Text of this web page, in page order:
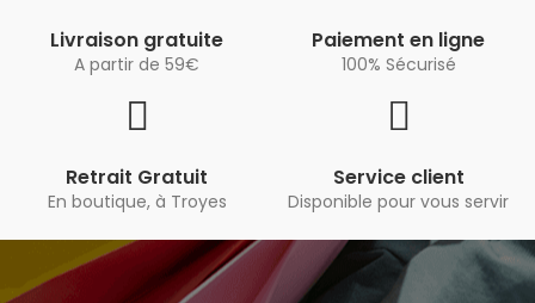
Livraison gratuite
A partir de 59€
Paiement en ligne
100% Sécurisé
Retrait Gratuit
En boutique, à Troyes
Service client
Disponible pour vous servir